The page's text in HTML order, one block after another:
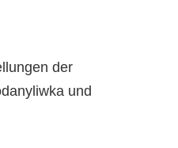
der
und